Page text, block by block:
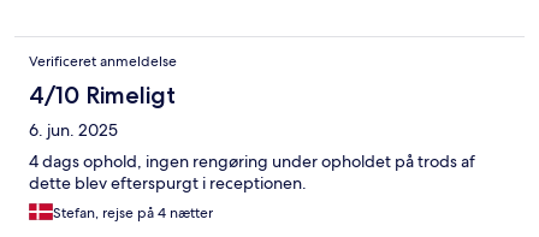
Verificeret anmeldelse
4/10 Rimeligt
6. jun. 2025
4 dags ophold, ingen rengøring under opholdet på trods af
dette blev efterspurgt i receptionen.
Stefan, rejse på 4 nætter